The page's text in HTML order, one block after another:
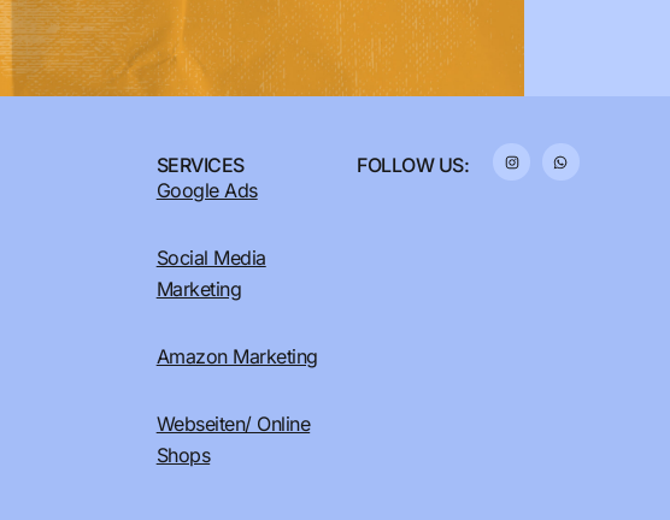
SERVICES
Google Ads
Social Media
Marketing
Amazon Marketing
Webseiten/ Online
Shops
FOLLOW US: